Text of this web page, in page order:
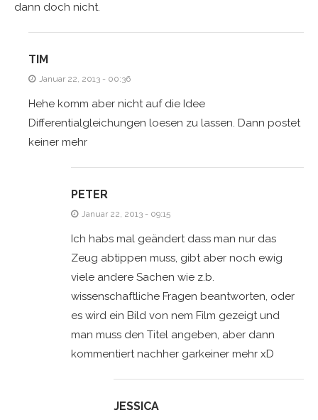
dann doch nicht.
TIM
Januar 22, 2013 - 00:36
Hehe komm aber nicht auf die Idee
Differentialgleichungen loesen zu lassen. Dann postet
keiner mehr
PETER
Januar 22, 2013 - 09:15
Ich habs mal geändert dass man nur das
Zeug abtippen muss, gibt aber noch ewig
viele andere Sachen wie z.b.
wissenschaftliche Fragen beantworten, oder
es wird ein Bild von nem Film gezeigt und
man muss den Titel angeben, aber dann
kommentiert nachher garkeiner mehr xD
JESSICA